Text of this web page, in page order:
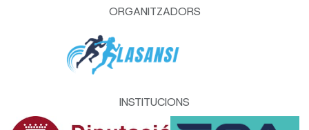
ORGANITZADORS
INSTITUCIONS